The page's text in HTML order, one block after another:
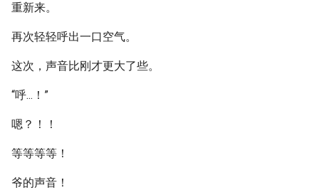
重新来。
再次轻轻呼出一口空气。
这次，声音比刚才更大了些。
“呼...！”
嗯？！！
等等等等！
爷的声音！